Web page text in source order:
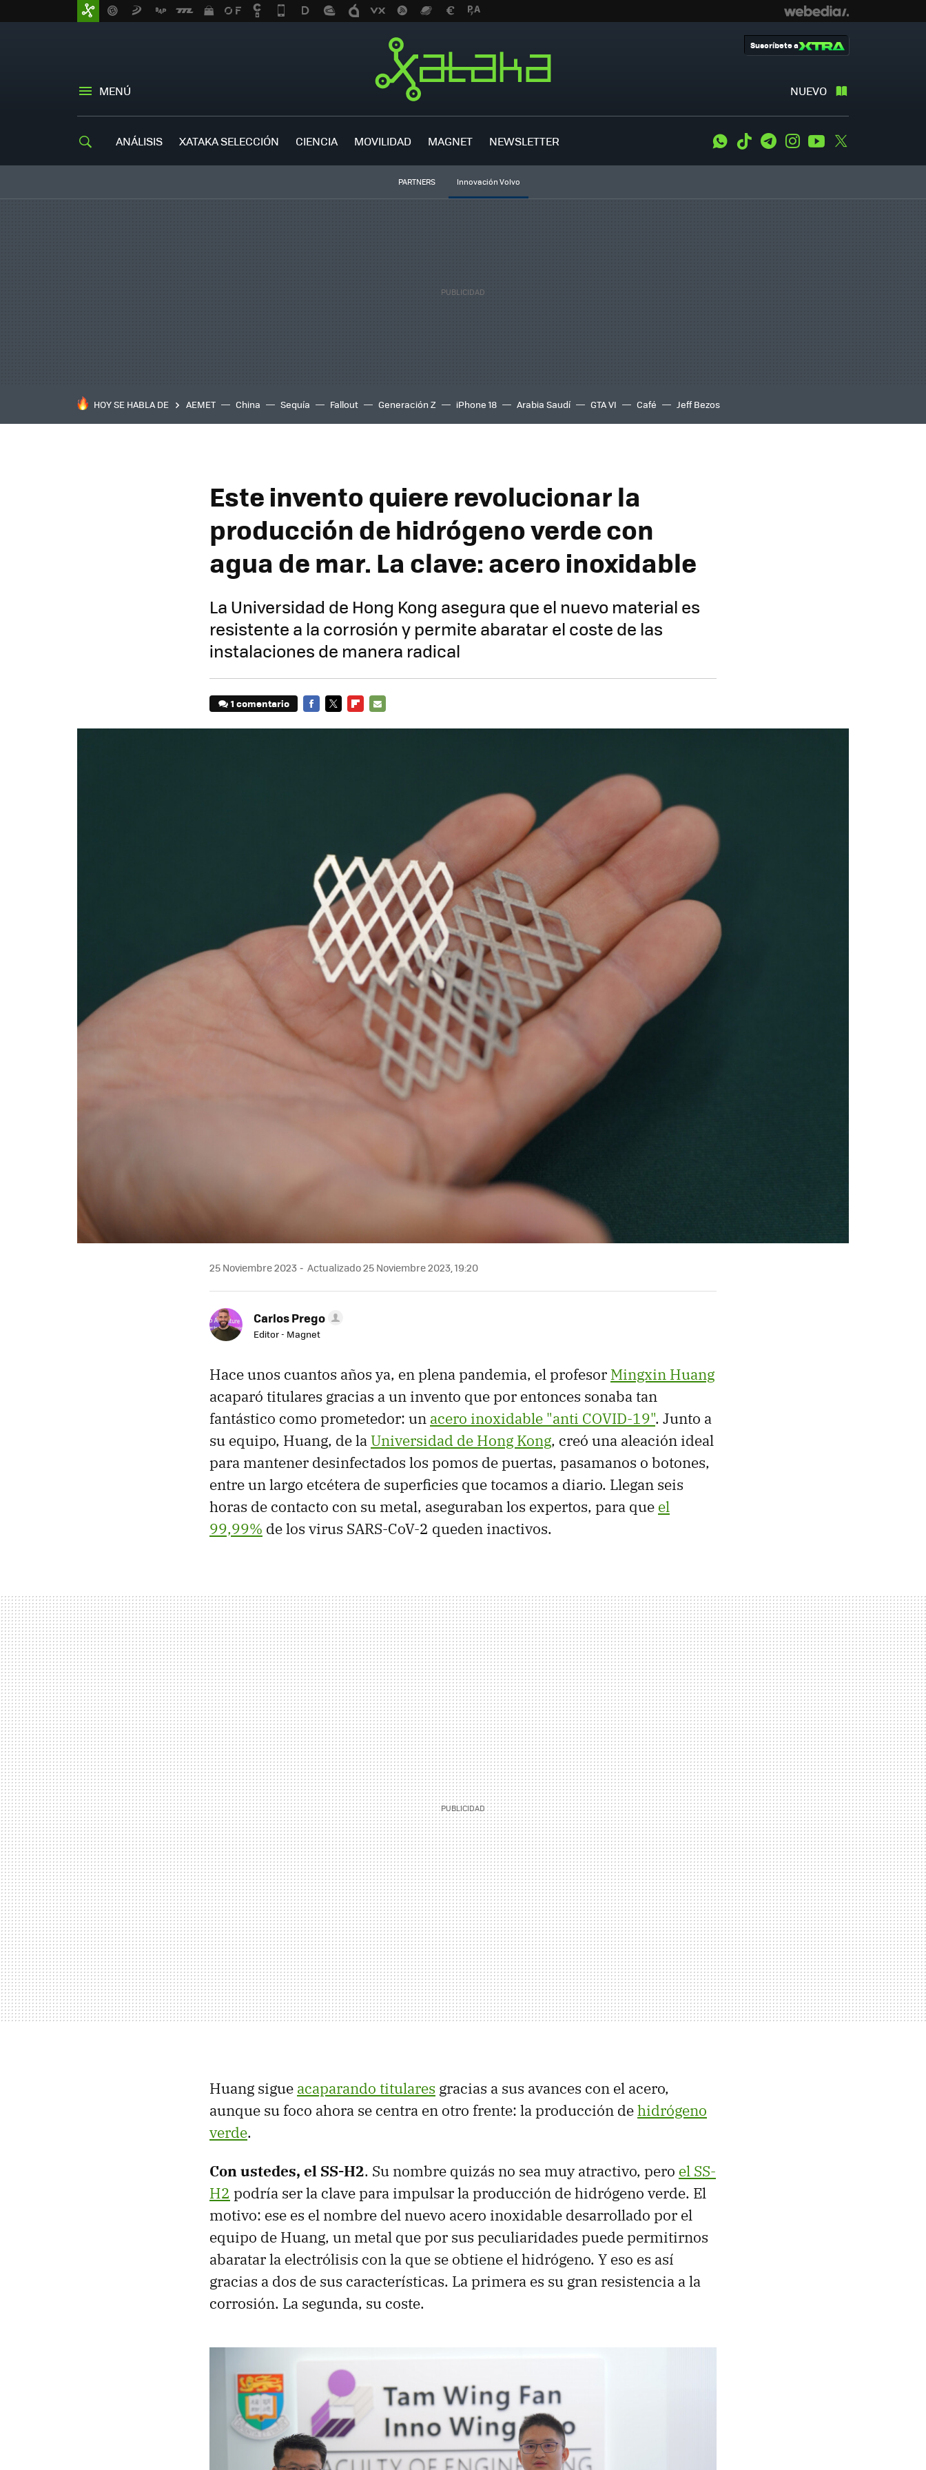
MENÚ NUEVO
Suscríbete a
ANÁLISIS XATAKA SELECCIÓN CIENCIA MOVILIDAD MAGNET NEWSLETTER WhatsApp
Tiktok TelegramInstagramYoutube
PARTNERS Innovación Volvo
HOY SE HABLA DE AEMET China Sequía Fallout Generación Z iPhone 18 Arabia Saudí GTA VI Café Jeff Bezos
Este invento quiere revolucionar la
producción de hidrógeno verde con
agua de mar. La clave: acero inoxidable
La Universidad de Hong Kong asegura que el nuevo material es
resistente a la corrosión y permite abaratar el coste de las
instalaciones de manera radical
1 comentario
25 Noviembre 2023 Actualizado 25 Noviembre 2023, 19:20
Carlos Prego
Editor - Magnet
Hace unos cuantos años ya, en plena pandemia, el profesor Mingxin Huang
acaparó titulares gracias a un invento que por entonces sonaba tan
fantástico como prometedor: un acero inoxidable "anti COVID-19". Junto a
su equipo, Huang, de la Universidad de Hong Kong, creó una aleación ideal
para mantener desinfectados los pomos de puertas, pasamanos o botones,
entre un largo etcétera de superficies que tocamos a diario. Llegan seis
horas de contacto con su metal, aseguraban los expertos, para que el
99,99% de los virus SARS-CoV-2 queden inactivos.
Huang sigue acaparando titulares gracias a sus avances con el acero,
aunque su foco ahora se centra en otro frente: la producción dehidrógeno
verde.
Con ustedes, el SS-H2. Su nombre quizás no sea muy atractivo, pero el SS-
H2 podría ser la clave para impulsar la producción de hidrógeno verde. El
motivo: ese es el nombre del nuevo acero inoxidable desarrollado por el
equipo de Huang, un metal que por sus peculiaridades puede permitirnos
abaratar la electrólisis con la que se obtiene el hidrógeno. Y eso es así
gracias a dos de sus características. La primera es su gran resistencia a la
corrosión. La segunda, su coste.